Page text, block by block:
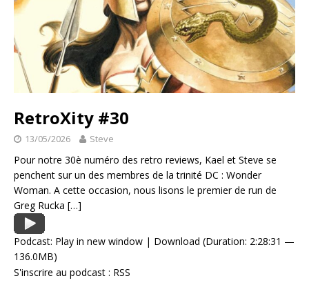
RetroXity #30
13/05/2026 Steve
Pour notre 30è numéro des retro reviews, Kael et Steve se
penchent sur un des membres de la trinité DC : Wonder
Woman. A cette occasion, nous lisons le premier de run de
Greg Rucka […]
Podcast: Play in new window | Download (Duration: 2:28:31 —
136.0MB)
S'inscrire au podcast : RSS